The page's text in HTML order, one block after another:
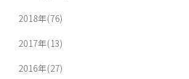
2018年(76)
2017年(13)
2016年(27)